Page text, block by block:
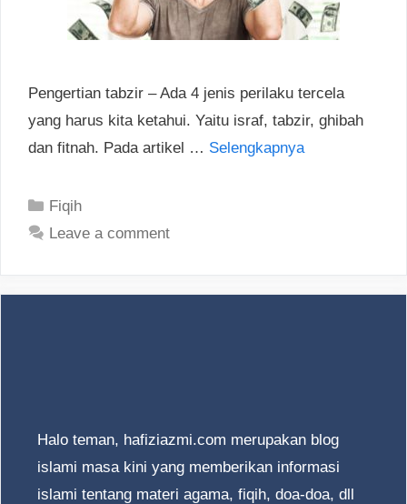
Pengertian tabzir – Ada 4 jenis perilaku tercela
yang harus kita ketahui. Yaitu israf, tabzir, ghibah
dan fitnah. Pada artikel … Selengkapnya
Categories
Fiqih
Leave a comment
Halo teman, hafiziazmi.com merupakan blog
islami masa kini yang memberikan informasi
islami tentang materi agama, fiqih, doa-doa, dll